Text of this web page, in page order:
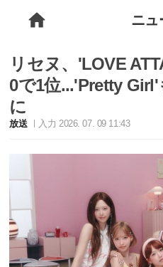
ニュ
リセヌ、'LOVE
0で1位...'Pretty
に
放送 入力 2026. 07. 09 11:43